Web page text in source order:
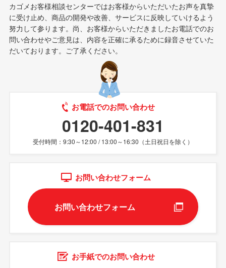
カゴメお客様相談センターではお客様からいただいたお声を真摯
に受け止め、商品の開発や改善、サービスに反映していけるよう
努力して参ります。尚、お客様からいただきましたお電話でのお
問い合わせやご意見は、内容を正確に承るために録音させていた
だいております。ご了承ください。
お電話でのお問い合わせ
0120-401-831
受付時間：9:30～12:00 / 13:00～16:30（土日祝日を除く）
お問い合わせフォーム
お問い合わせフォーム
お手紙でのお問い合わせ